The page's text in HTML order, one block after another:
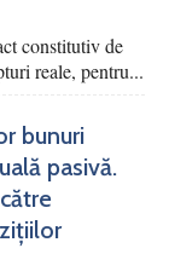
constitutiv de
reale, pentru...
bunuri
pasivă.